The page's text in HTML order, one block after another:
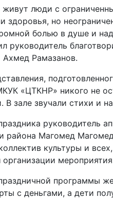
люди с
здоровья, но
болью в душе и
руководитель
Рамазанов.
«ЦТКНР» никого не
В зале звучали стихи и
руководитель
района Магомед
культуры и
организации
программы
с деньгами, а дети